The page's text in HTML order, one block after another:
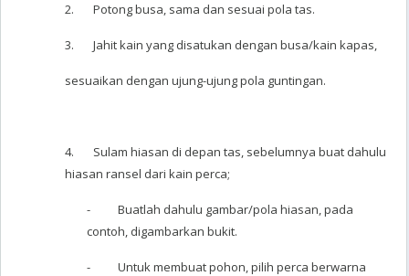
2. Potong busa, sama dan sesuai pola tas.
3. Jahit kain yang disatukan dengan busa/kain kapas,
sesuaikan dengan ujung-ujung pola guntingan.
4. Sulam hiasan di depan tas, sebelumnya buat dahulu
hiasan ransel dari kain perca;
- Buatlah dahulu gambar/pola hiasan, pada
contoh, digambarkan bukit.
- Untuk membuat pohon, pilih perca berwarna